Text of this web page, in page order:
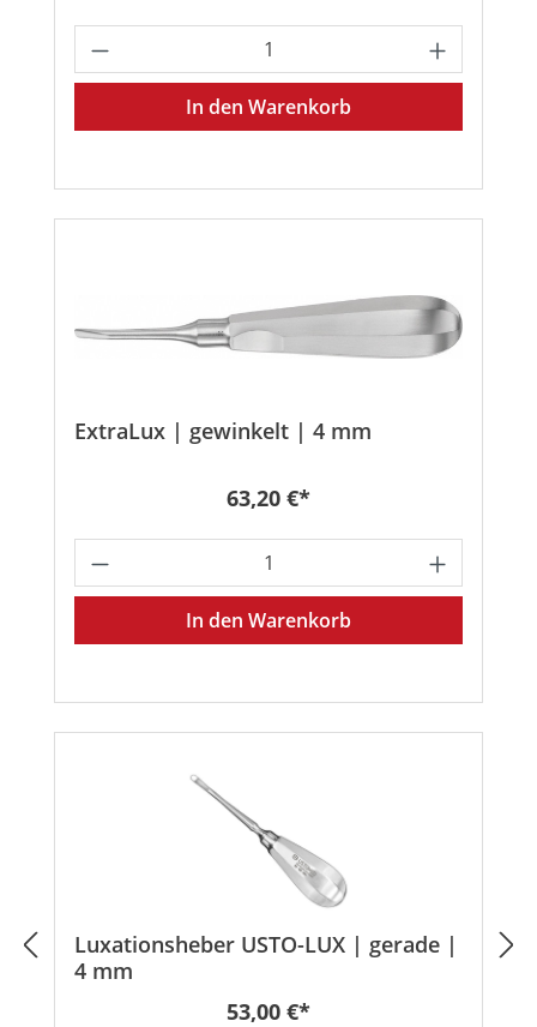
Produkt Anzahl: Gib den
In den Warenkorb
ExtraLux | gewinkelt | 4 mm
Regulärer Preis:
63,20 €*
Produkt Anzahl: Gib den
In den Warenkorb
Luxationsheber USTO-LUX | gerade |
4 mm
Regulärer Preis:
53,00 €*